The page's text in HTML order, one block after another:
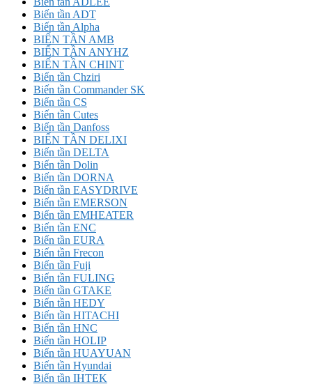
Biến tần ADT
Biến tần Alpha
BIẾN TẦN AMB
BIẾN TẦN ANYHZ
BIẾN TẦN CHINT
Biến tần Chziri
Biến tần Commander SK
Biến tần CS
Biến tần Cutes
Biến tần Danfoss
BIẾN TẦN DELIXI
Biến tần DELTA
Biến tần Dolin
Biến tần DORNA
Biến tần EASYDRIVE
Biến tần EMERSON
Biến tần EMHEATER
Biến tần ENC
Biến tần EURA
Biến tần Frecon
Biến tần Fuji
Biến tần FULING
Biến tần GTAKE
Biến tần HEDY
Biến tần HITACHI
Biến tần HNC
Biến tần HOLIP
Biến tần HUAYUAN
Biến tần Hyundai
Biến tần IHTEK